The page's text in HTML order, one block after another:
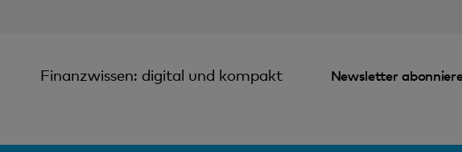
Finanzwissen: digital und kompakt Newsletter